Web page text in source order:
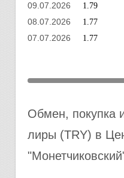
09.07.2026 1.79
08.07.2026 1.77
07.07.2026 1.77
Обмен, покупка
лиры (TRY) в